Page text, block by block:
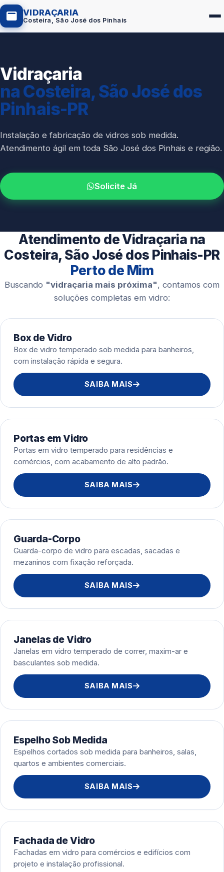
VIDRAÇARIA
Costeira, São José dos Pinhais
Box de Vidro
Portas em Vidro
Guarda-Corpo
Espelho Sob Medida
Fachada de Vidro
Esquadrias de Alumínio
Vidraçaria
na Costeira, São José dos
Pinhais-PR
Instalação e fabricação de vidros sob medida.
Atendimento ágil em toda São José dos Pinhais e região.
Solicite Já
Atendimento de Vidraçaria na
Costeira, São José dos Pinhais-PR
Perto de Mim
Buscando "vidraçaria mais próxima", contamos com
soluções completas em vidro:
Box de Vidro
Box de vidro temperado sob medida para banheiros,
com instalação rápida e segura.
SAIBA MAIS
Portas em Vidro
Portas em vidro temperado para residências e
comércios, com acabamento de alto padrão.
SAIBA MAIS
Guarda-Corpo
Guarda-corpo de vidro para escadas, sacadas e
mezaninos com fixação reforçada.
SAIBA MAIS
Janelas de Vidro
Janelas em vidro temperado de correr, maxim-ar e
basculantes sob medida.
SAIBA MAIS
Espelho Sob Medida
Espelhos cortados sob medida para banheiros, salas,
quartos e ambientes comerciais.
SAIBA MAIS
Fachada de Vidro
Fachadas em vidro para comércios e edifícios com
projeto e instalação profissional.